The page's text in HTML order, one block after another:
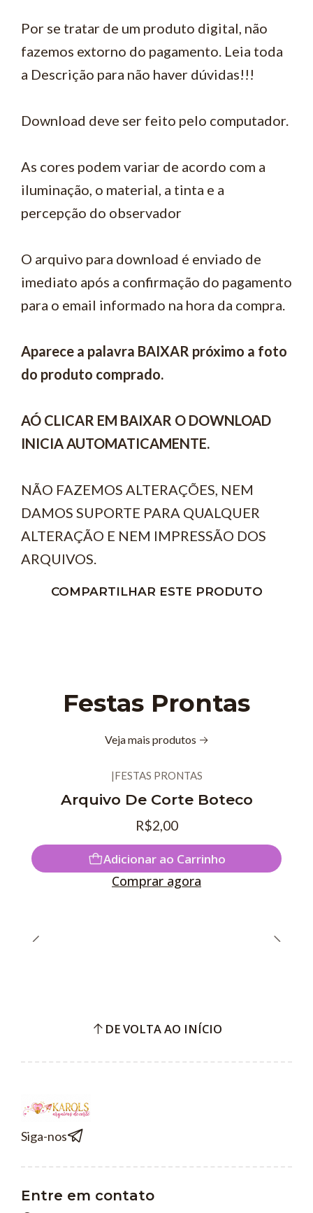
Por se tratar de um produto digital, não
fazemos extorno do pagamento. Leia toda
a Descrição para não haver dúvidas!!!
Download deve ser feito pelo computador.
As cores podem variar de acordo com a
iluminação, o material, a tinta e a
percepção do observador
O arquivo para download é enviado de
imediato após a confirmação do pagamento
para o email informado na hora da compra.
Aparece a palavra BAIXAR próximo a foto
do produto comprado.
AÓ CLICAR EM BAIXAR O DOWNLOAD
INICIA AUTOMATICAMENTE.
NÃO FAZEMOS ALTERAÇÕES, NEM
DAMOS SUPORTE PARA QUALQUER
ALTERAÇÃO E NEM IMPRESSÃO DOS
ARQUIVOS.
COMPARTILHAR ESTE PRODUTO
Festas Prontas
Veja mais produtos
|FESTAS PRONTAS
Arquivo De Corte Boteco
R$2,00
Adicionar ao Carrinho
Comprar agora
DE VOLTA AO INÍCIO
Siga-nos
Entre em contato